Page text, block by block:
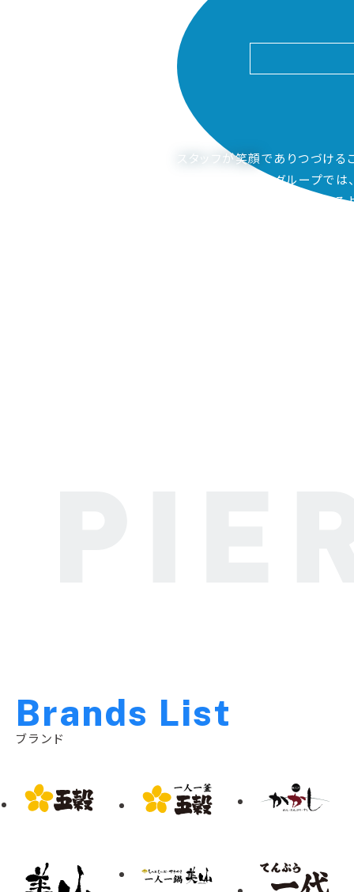
スタッフが笑顔でありつづける
ピアーサーティーグループでは
ご家族も笑顔になってもらえる
Brands List
ブランド